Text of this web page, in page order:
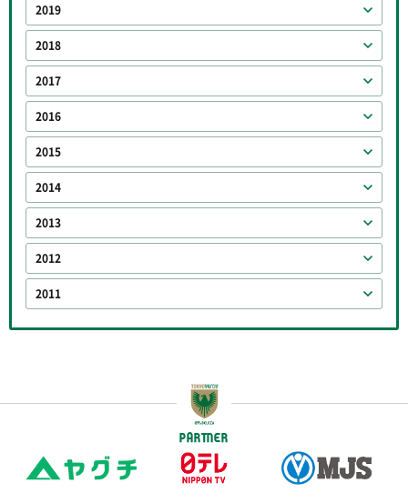
2019
2018
2017
2016
2015
2014
2013
2012
2011
PARTNER